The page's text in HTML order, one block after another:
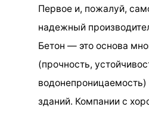
Первое и, пожалуй,
надежный
Бетон — это основа
(прочность,
зданий. Компании с